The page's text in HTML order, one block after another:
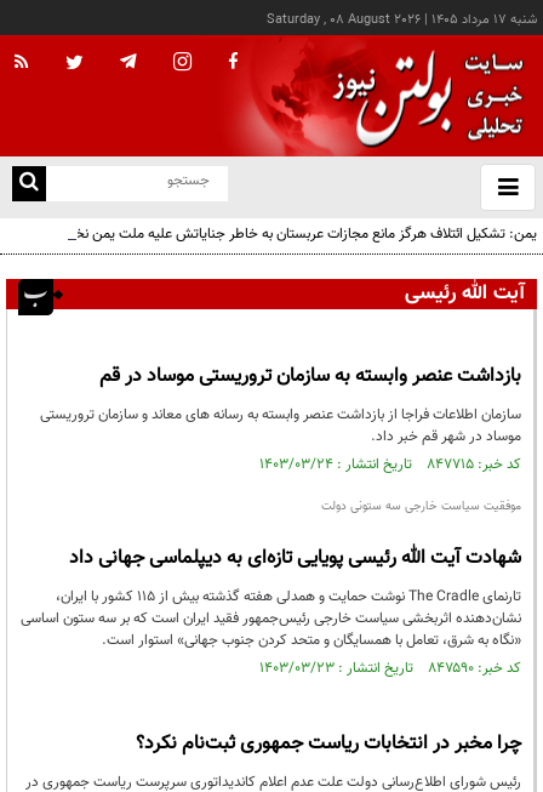
شنبه ۱۷ مرداد ۱۴۰۵ |
Saturday , 08 August 2026
باز
و
یمن: تشکیل ائتلاف هرگز مانع مجازات عربستان به خاطر جنایاتش علیه ملت یمن نخواهد شد
آیت الله رئیسی
بازداشت عنصر وابسته به سازمان تروریستی موساد در قم
سازمان اطلاعات فراجا از ‌بازداشت عنصر وابسته به رسانه های معاند و سازمان تروریستی
موساد در شهر قم خبر داد.
کد خبر: ۸۴۷۷۱۵ تاریخ انتشار : ۱۴۰۳/۰۳/۲۴
موفقیت سیاست خارجی سه ستونی دولت
شهادت آیت الله رئیسی پویایی تازه‌ای به دیپلماسی جهانی داد
تارنمای The Cradle نوشت حمایت و همدلی هفته گذشته بیش از ۱۱۵ کشور با ایران،
نشان‌دهنده اثربخشی سیاست خارجی رئیس‌جمهور فقید ایران است که بر سه ستون اساسی
«نگاه به شرق، تعامل با همسایگان و متحد کردن جنوب جهانی» استوار است.
کد خبر: ۸۴۷۵۹۰ تاریخ انتشار : ۱۴۰۳/۰۳/۲۳
چرا مخبر در انتخابات ریاست جمهوری ثبت‌نام نکرد؟
رئیس شورای اطلاع‌رسانی دولت علت عدم اعلام کاندیداتوری سرپرست ریاست جمهوری در